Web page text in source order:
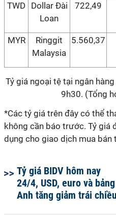
TWD Dollar Đài
Loan
722,49
MYR
Ringgit
Malaysia
5.560,37
Tỷ giá ngoại tệ tại ngân
9h30. (Tổng
*Các tỷ giá trên đây có thể
không cần báo trước. Tỷ giá
dụng cho giao dịch mua bán
Tỷ giá BIDV hôm nay
24/4, USD, euro và bảng
Anh tăng giảm trái chiều